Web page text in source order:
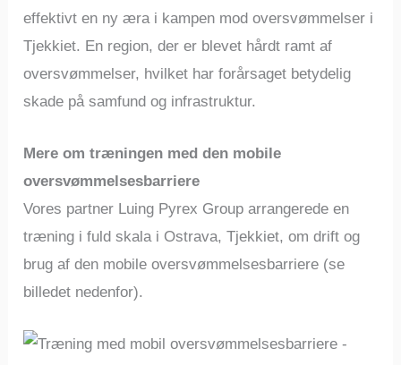
effektivt en ny æra i kampen mod oversvømmelser i
Tjekkiet. En region, der er blevet hårdt ramt af
oversvømmelser, hvilket har forårsaget betydelig
skade på samfund og infrastruktur.
Mere om træningen med den mobile
oversvømmelsesbarriere
Vores partner Luing Pyrex Group arrangerede en
træning i fuld skala i Ostrava, Tjekkiet, om drift og
brug af den mobile oversvømmelsesbarriere (se
billedet nedenfor).